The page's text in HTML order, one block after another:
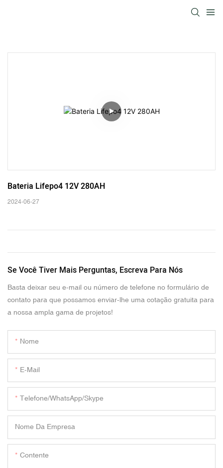
Bateria Lifepo4 12V 280AH
2024-06-27
Se Você Tiver Mais Perguntas, Escreva Para Nós
Basta deixar seu e-mail ou número de telefone no formulário de
contato para que possamos enviar-lhe uma cotação gratuita para
a nossa ampla gama de projetos!
Nome
E-Mail
Telefone/WhatsApp/Skype
Nome Da Empresa
Contente